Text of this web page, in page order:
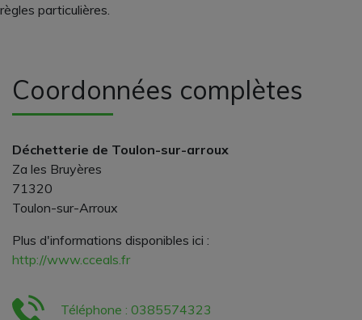
règles particulières.
Coordonnées complètes
Déchetterie de Toulon-sur-arroux
Za les Bruyères
71320
Toulon-sur-Arroux
Plus d'informations disponibles ici :
http://www.cceals.fr
Téléphone : 0385574323